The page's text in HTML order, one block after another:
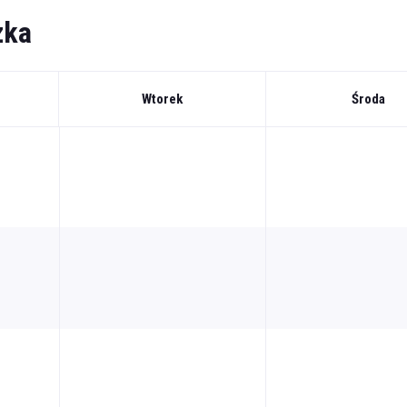
Wtorek Środa